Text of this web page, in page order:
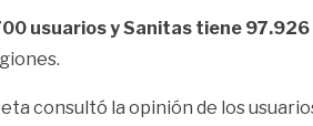
usuarios y Sanitas tiene
consultó la opinión de los